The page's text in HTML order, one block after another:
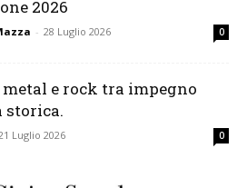
2026
- 28 Luglio 2026 0
metal e rock tra impegno
storica.
Luglio 2026 0